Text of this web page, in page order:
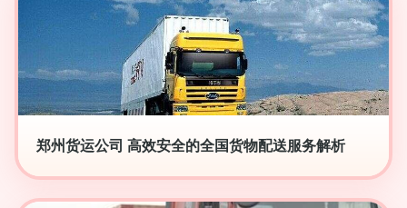
郑州货运公司 高效安全的全国货物配送服务解析